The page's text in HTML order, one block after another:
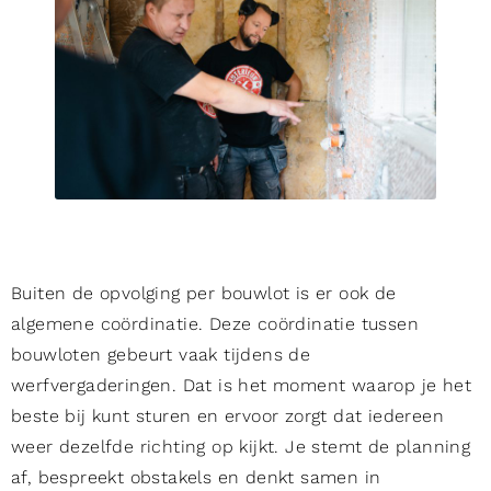
Buiten de opvolging per bouwlot is er ook de
algemene coördinatie. Deze coördinatie tussen
bouwloten gebeurt vaak tijdens de
werfvergaderingen. Dat is het moment waarop je het
beste bij kunt sturen en ervoor zorgt dat iedereen
weer dezelfde richting op kijkt. Je stemt de planning
af, bespreekt obstakels en denkt samen in